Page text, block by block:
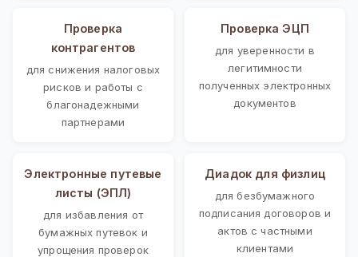
Проверка
контрагентов
для снижения налоговых
рисков и работы с
благонадежными
партнерами
Проверка ЭЦП
для уверенности в
легитимности
полученных электронных
документов
Электронные путевые
листы (ЭПЛ)
для избавления от
бумажных путевок и
упрощения проверок
Диадок для физлиц
для безбумажного
подписания договоров и
актов с частными
клиентами